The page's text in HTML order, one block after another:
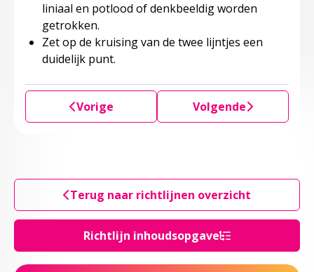
Richtlijn inhoudsopgave
liniaal en potlood of denkbeeldig worden
getrokken.
Zet op de kruising van de twee lijntjes een
duidelijk punt.
Vorige Volgende
Terug naar richtlijnen overzicht